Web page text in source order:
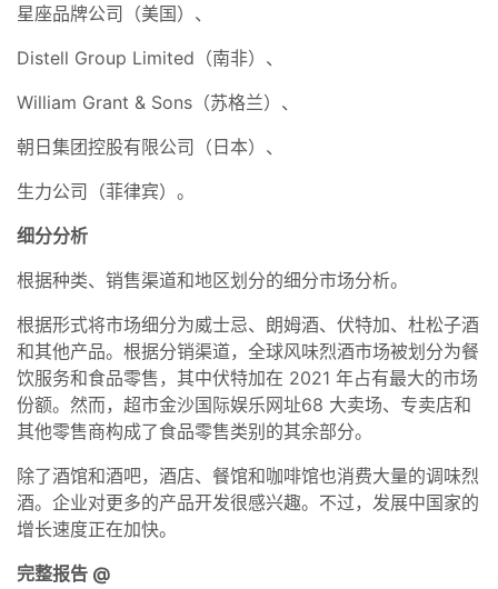
星座品牌公司（美国）、
Distell Group Limited（南非）、
William Grant & Sons（苏格兰）、
朝日集团控股有限公司（日本）、
生力公司（菲律宾）。
细分分析
根据种类、销售渠道和地区划分的细分市场分析。
根据形式将市场细分为威士忌、朗姆酒、伏特加、杜松子酒
和其他产品。根据分销渠道，全球风味烈酒市场被划分为餐
饮服务和食品零售，其中伏特加在 2021 年占有最大的市场
份额。然而，超市金沙国际娱乐网址68 大卖场、专卖店和
其他零售商构成了食品零售类别的其余部分。
除了酒馆和酒吧，酒店、餐馆和咖啡馆也消费大量的调味烈
酒。企业对更多的产品开发很感兴趣。不过，发展中国家的
增长速度正在加快。
完整报告 @